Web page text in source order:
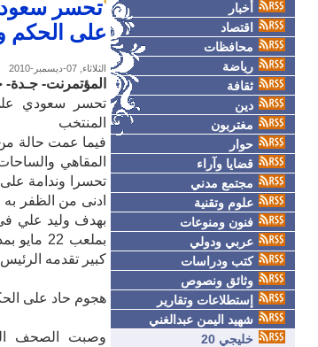
أخبار
اقتصاد
محافظات
رياضة
ثقافة
دين
مغتربون
حوار
قضايا وآراء
مجتمع مدني
علوم وتقنية
فنون ومنوعات
عربي ودولي
كتب ودراسات
وثائق ونصوص
إستطلاعات وتقارير
شهيد اليمن عبدالغني
خليجي 20
على الحكم
الثلاثاء, 07-ديسمبر-2010
المؤتمرنت- جـدة-
المنتخب
فيما عمت حالة
المقاهي
ادنى من الظفر
بهدف وليد علي
بملعب
كبير تقدمه
هجوم حاد على
وصبت الصحف